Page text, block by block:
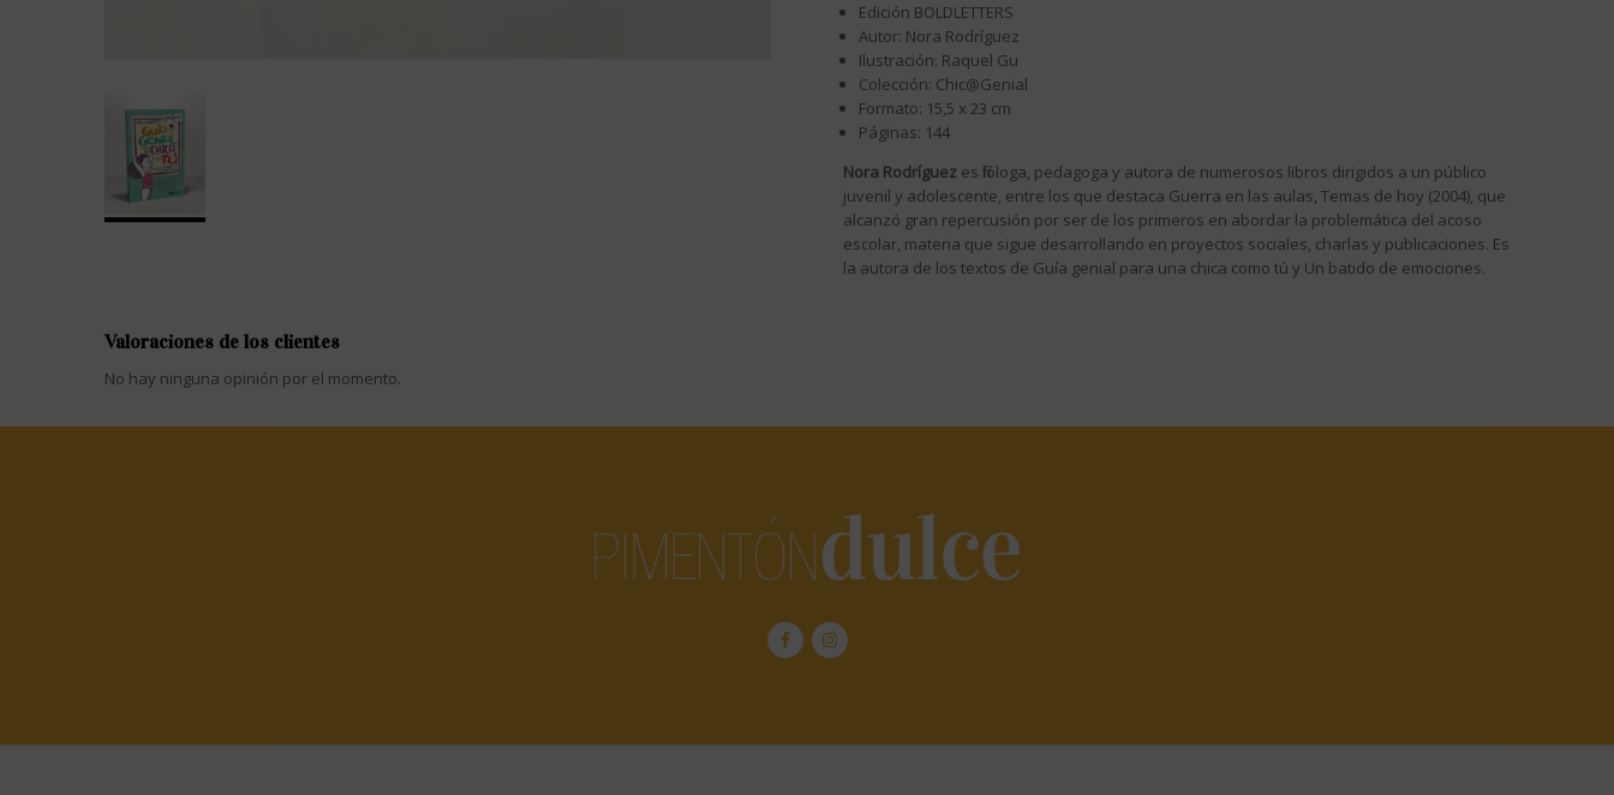
Edición BOLDLETTERS
Autor: Nora Rodríguez
Ilustración: Raquel Gu
Colección: Chic@Genial
Formato: 15,5 x 23 cm
Páginas: 144
Nora Rodríguez es filóloga, pedagoga y autora de numerosos libros dirigidos a un público
juvenil y adolescente, entre los que destaca Guerra en las aulas, Temas de hoy (2004), que
alcanzó gran repercusión por ser de los primeros en abordar la problemática del acoso
escolar, materia que sigue desarrollando en proyectos sociales, charlas y publicaciones. Es
la autora de los textos de Guía genial para una chica como tú y Un batido de emociones.
Valoraciones de los clientes
No hay ninguna opinión por el momento.